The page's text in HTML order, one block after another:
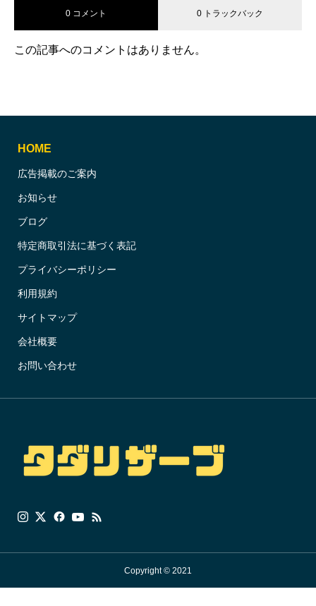
0 コメント 0 トラックバック
この記事へのコメントはありません。
HOME
広告掲載のご案内
お知らせ
ブログ
特定商取引法に基づく表記
プライバシーポリシー
利用規約
サイトマップ
会社概要
お問い合わせ
Copyright © 2021